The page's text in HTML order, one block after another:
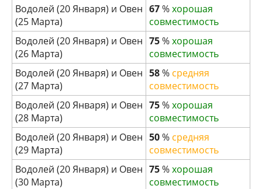
Водолей (20 Января) и Овен
(25 Марта)
67%хорошая
совместимость
Водолей (20 Января) и Овен
(26 Марта)
75%хорошая
совместимость
Водолей (20 Января) и Овен
(27 Марта)
58% средняя
совместимость
Водолей (20 Января) и Овен
(28 Марта)
75%хорошая
совместимость
Водолей (20 Января) и Овен
(29 Марта)
50% средняя
совместимость
Водолей (20 Января) и Овен
(30 Марта)
75%хорошая
совместимость